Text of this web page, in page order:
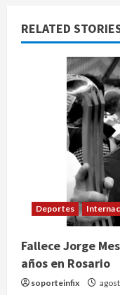
RELATED
Deportes
Fallece Jorge
años en Rosario
soporteinfix